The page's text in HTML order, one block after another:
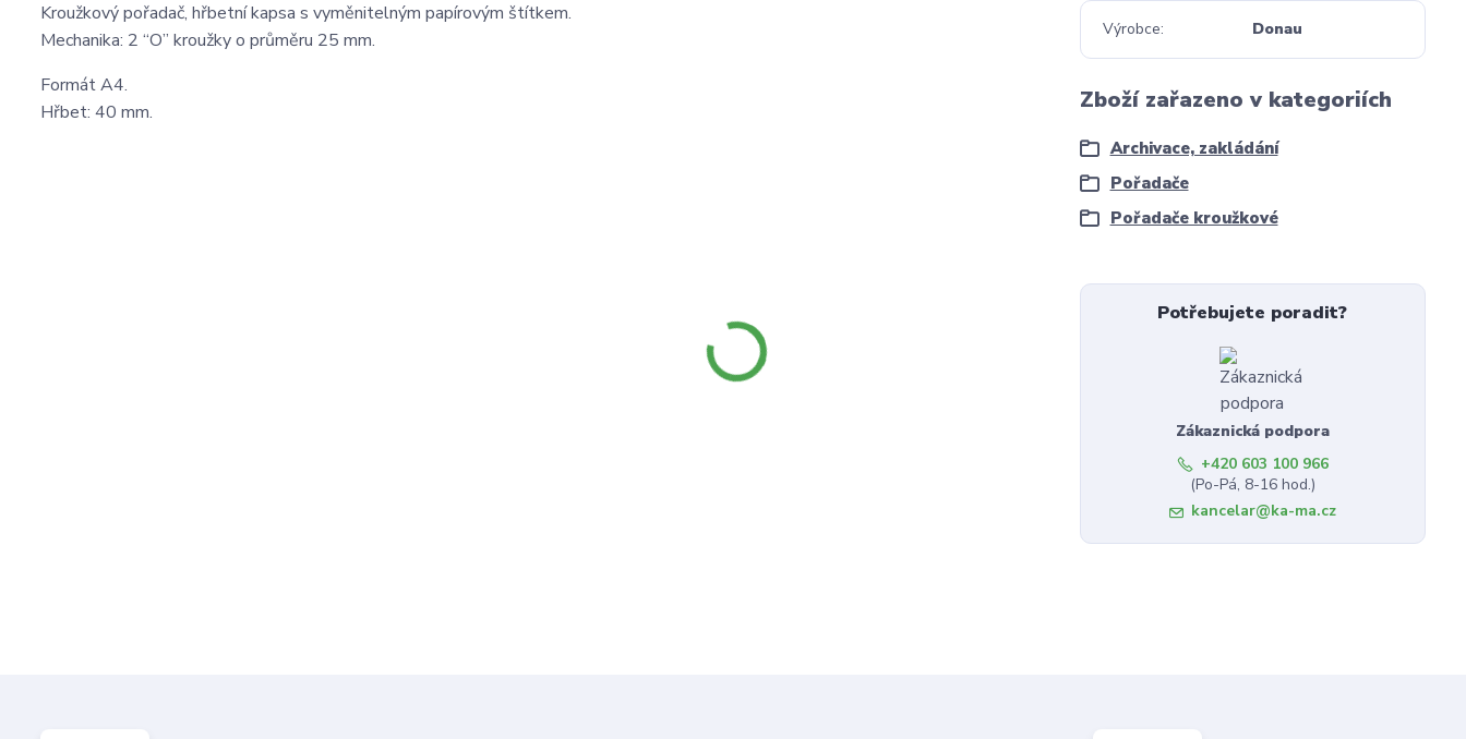
Kroužkový pořadač, hřbetní kapsa s vyměnitelným papírovým štítkem.
Mechanika: 2 “O” kroužky o průměru 25 mm.
Formát A4.
Hřbet: 40 mm.
Výrobce Donau
Zboží zařazeno v kategoriích
Archivace, zakládání
Pořadače
Pořadače kroužkové
Potřebujete poradit?
Zákaznická podpora
+420 603 100 966
(Po-Pá, 8-16 hod.)
kancelar@ka-ma.cz